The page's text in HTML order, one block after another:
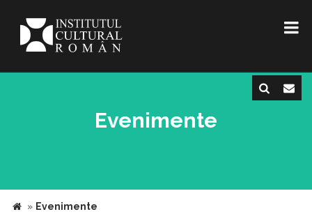
Evenimente
» Evenimente